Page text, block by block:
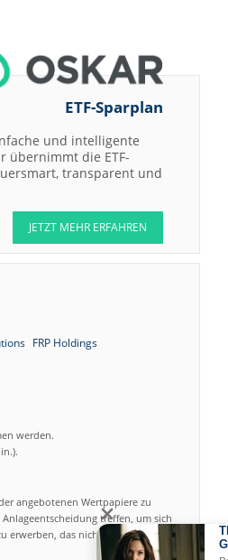
ETF-Sparplan
und intelligente
übernimmt die ETF-
transparent und
JETZT MEHR ERFAHREN
FRP Holdings
werden.
angebotenen Wertpapiere zu
treffen, um sich
erwerben, das nicht einfach ist und